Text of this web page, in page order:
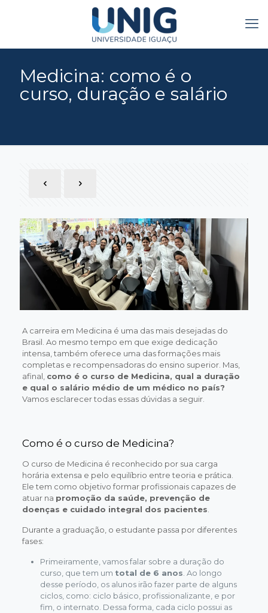
Medicina: como é o
curso, duração e salário
A carreira em Medicina é uma das mais desejadas do
Brasil. Ao mesmo tempo em que exige dedicação
intensa, também oferece uma das formações mais
completas e recompensadoras do ensino superior. Mas,
afinal, como é o curso de Medicina, qual a duração
e qual o salário médio de um médico no país?
Vamos esclarecer todas essas dúvidas a seguir.
Como é o curso de Medicina?
O curso de Medicina é reconhecido por sua carga
horária extensa e pelo equilíbrio entre teoria e prática.
Ele tem como objetivo formar profissionais capazes de
atuar na promoção da saúde, prevenção de
doenças e cuidado integral dos pacientes
Durante a graduação, o estudante passa por diferentes
fases:
Primeiramente, vamos falar sobre a duração do
curso, que tem um total de 6 anos . Ao longo
desse período, os alunos irão fazer parte de alguns
ciclos, como: ciclo básico, profissionalizante, e por
fim, o internato. Dessa forma, cada ciclo possui as